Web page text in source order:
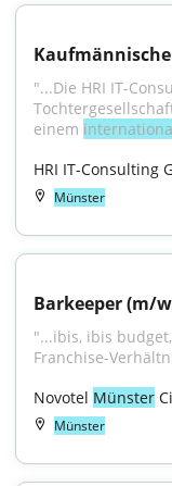
"...Die HRI IT-
einem
HRI IT-Consulting
Münster
Barkeeper (m/
"...ibis, ibis
Franchise-
Novotel Münster
Münster